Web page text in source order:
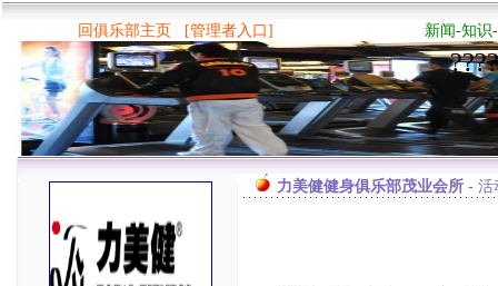
回俱乐部主页 [管理者入口] 新闻-知识-
力美健健身俱乐部茂业会所 - 活